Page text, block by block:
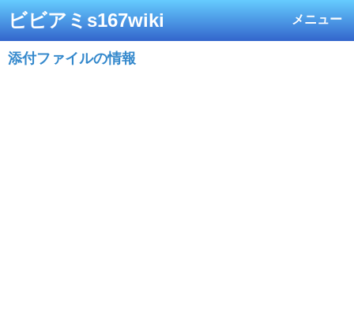
メニュー
ビビアミs167wiki
添付ファイルの情報